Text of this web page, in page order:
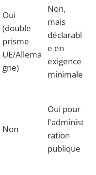
Oui
(double
prisme
UE/Allema
gne)
Non,
mais
déclarabl
e en
exigence
minimale
Non
Oui pour
l'administ
ration
publique